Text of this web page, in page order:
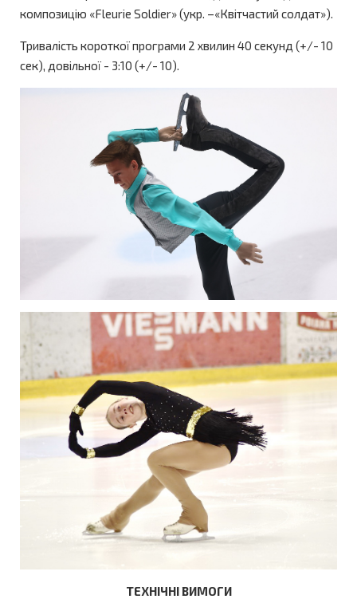
композицію «Fleurie Soldier» (укр. –«Квітчастий солдат»).
Тривалість короткої програми 2 хвилин 40 секунд (+/- 10
сек), довільної - 3:10 (+/- 10).
ТЕХНІЧНІ ВИМОГИ